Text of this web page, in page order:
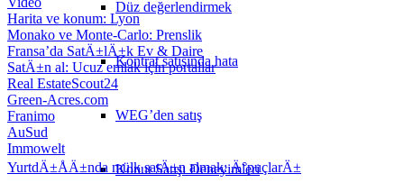
Düz değerlendirmek
Kontrat satışında hata
WEG’den satış
Konut Satışı Deneyimleri
Harita ve konum: Lyon
Monako ve Monte-Carlo: Prenslik
Fransa’da SatÄ±lÄ±k Ev & Daire
SatÄ±n al: Ucuz emlak için portallar
Real EstateScout24
Green-Acres.com
Franimo
AuSud
Immowelt
YurtdÄ±ÅÄ±nda mülk satÄ±n almak: Ä°puçlarÄ±